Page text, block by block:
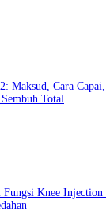
Maksud, Cara
Total
Knee Injection